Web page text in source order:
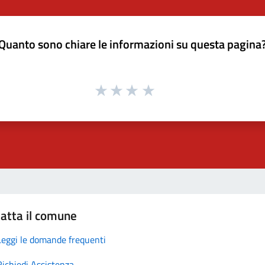
sono chiare le informazioni su questa
il comune
le domande frequenti